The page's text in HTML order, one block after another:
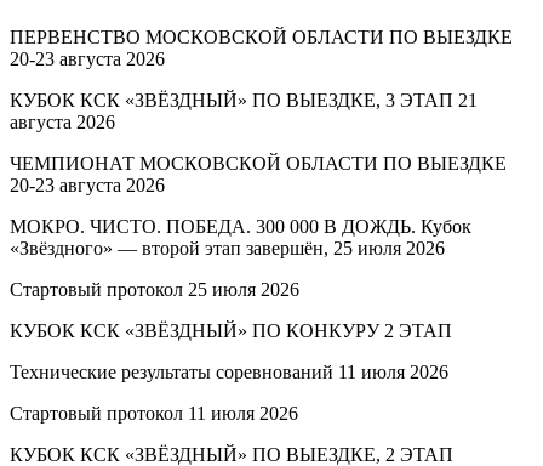
ПЕРВЕНСТВО МОСКОВСКОЙ ОБЛАСТИ ПО ВЫЕЗДКЕ
20-23 августа 2026
КУБОК КСК «ЗВЁЗДНЫЙ» ПО ВЫЕЗДКЕ, 3 ЭТАП 21
августа 2026
ЧЕМПИОНАТ МОСКОВСКОЙ ОБЛАСТИ ПО ВЫЕЗДКЕ
20-23 августа 2026
МОКРО. ЧИСТО. ПОБЕДА. 300 000 В ДОЖДЬ. Кубок
«Звёздного» — второй этап завершён, 25 июля 2026
Стартовый протокол 25 июля 2026
КУБОК КСК «ЗВЁЗДНЫЙ» ПО КОНКУРУ 2 ЭТАП
Технические результаты соревнований 11 июля 2026
Стартовый протокол 11 июля 2026
КУБОК КСК «ЗВЁЗДНЫЙ» ПО ВЫЕЗДКЕ, 2 ЭТАП